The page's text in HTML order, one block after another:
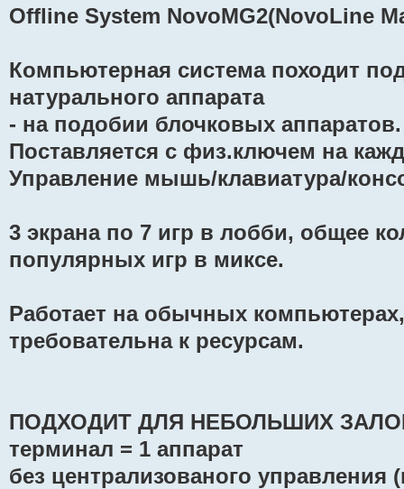
Offline System NovoMG2(NovoLine
Компьютерная система походит
натурального аппарата
- на подобии блочковых аппаратов.
Поставляется с физ.ключем на
Управление мышь/клавиатура/
3 экрана по 7 игр в лобби, общее
популярных игр в миксе.
Работает на обычных
требовательна к ресурсам.
ПОДХОДИТ ДЛЯ НЕБОЛЬШИХ
терминал = 1 аппарат
без централизованого управления